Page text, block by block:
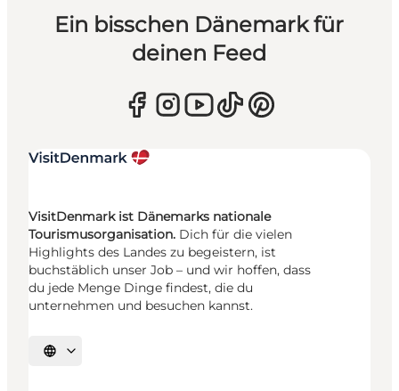
Ein bisschen Dänemark für
deinen Feed
VisitDenmark ist Dänemarks nationale
Tourismusorganisation. Dich für die vielen
Highlights des Landes zu begeistern, ist
buchstäblich unser Job – und wir hoffen, dass
du jede Menge Dinge findest, die du
unternehmen und besuchen kannst.
Sprache auswählen